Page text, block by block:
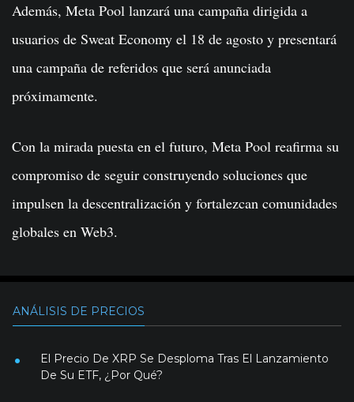
Además, Meta Pool lanzará una campaña dirigida a
usuarios de Sweat Economy el 18 de agosto y presentará
una campaña de referidos que será anunciada
próximamente.
Con la mirada puesta en el futuro, Meta Pool reafirma su
compromiso de seguir construyendo soluciones que
impulsen la descentralización y fortalezcan comunidades
globales en Web3.
ANÁLISIS DE PRECIOS
El Precio De XRP Se Desploma Tras El Lanzamiento
De Su ETF, ¿Por Qué?